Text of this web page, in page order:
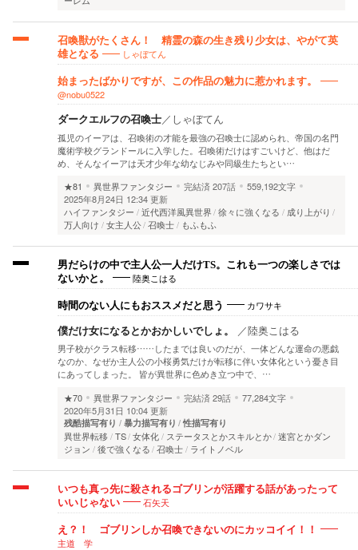
召喚獣がたくさん！ 精霊の森の生き残り少女は、やがて英
雄となる
しゃぼてん
始まったばかりですが、この作品の魅力に惹かれます。
@nobu0522
ダークエルフの召喚士／ しゃぼてん
孤児のイーアは、召喚術の才能を最強の召喚士に認められ、帝国の名門
魔術学校グランドールに入学した。召喚術だけはすごいけど、他はだ
め、そんなイーアは天才少年な幼なじみや同級生たちとい…
★81
異世界ファンタジー 完結済207話
559,192文字
2025年8月24日 12:34 更新
ハイファンタジー
近代西洋風異世界 徐々に強くなる
成り上がり
万人向け
女主人公 召喚士 もふもふ
男だらけの中で主人公一人だけTS。これも一つの楽しさでは
ないかと。
陸奥こはる
時間のない人にもおススメだと思う カワサキ
僕だけ女になるとかおかしいでしょ。 ／陸奥こはる
男子校がクラス転移……したまでは良いのだが、一体どんな運命の悪戯
なのか、なぜか主人公の小桜勇気だけが転移に伴い女体化という憂き目
にあってしまった。 皆が異世界に色めき立つ中で、…
★70
異世界ファンタジー 完結済29話
77,284文字
2020年5月31日 10:04 更新
残酷描写有り 暴力描写有り 性描写有り
異世界転移 TS 女体化 ステータスとかスキルとか 迷宮とかダン
ジョン
後で強くなる 召喚士 ライトノベル
いつも真っ先に殺されるゴブリンが活躍する話があったって
いいじゃない
石矢天
え？！ ゴブリンしか召喚できないのにカッコイイ！！
主道 学